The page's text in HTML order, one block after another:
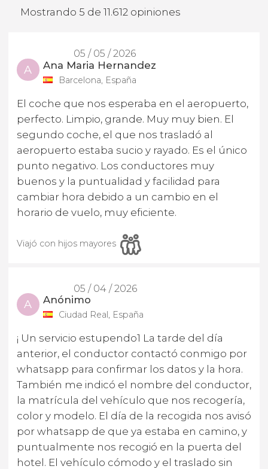
Mostrando 5 de 11.612 opiniones
05 / 05 / 2026
A Ana Maria Hernandez
Barcelona, España
El coche que nos esperaba en el aeropuerto,
perfecto. Limpio, grande. Muy muy bien. El
segundo coche, el que nos trasladó al
aeropuerto estaba sucio y rayado. Es el único
punto negativo. Los conductores muy
buenos y la puntualidad y facilidad para
cambiar hora debido a un cambio en el
horario de vuelo, muy eficiente.
Viajó con hijos mayores
05 / 04 / 2026
A Anónimo
Ciudad Real, España
¡ Un servicio estupendo1 La tarde del día
anterior, el conductor contactó conmigo por
whatsapp para confirmar los datos y la hora.
También me indicó el nombre del conductor,
la matrícula del vehículo que nos recogería,
color y modelo. El día de la recogida nos avisó
por whatsapp de que ya estaba en camino, y
puntualmente nos recogió en la puerta del
hotel. El vehículo cómodo y el traslado sin